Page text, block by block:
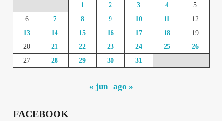
1 2 3 4
5
6
7 8 9 10 11
12
13
14 15 16 17 18
19
20
21 22 23 24 25
26
27
28 29 30 31
« jun ago »
FACEBOOK